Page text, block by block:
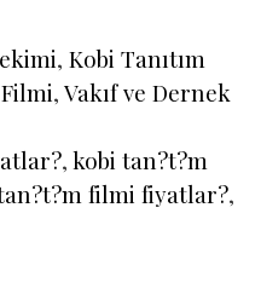
,Kobi Tanıtım
, Vakıf ve Dernek
,kobi tan?t?m
filmi fiyatlar?,